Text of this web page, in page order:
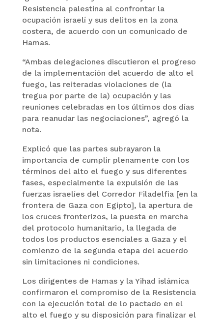
Resistencia palestina al confrontar la
ocupación israelí y sus delitos en la zona
costera, de acuerdo con un comunicado de
Hamas.
“Ambas delegaciones discutieron el progreso
de la implementación del acuerdo de alto el
fuego, las reiteradas violaciones de (la
tregua por parte de la) ocupación y las
reuniones celebradas en los últimos dos días
para reanudar las negociaciones”, agregó la
nota.
Explicó que las partes subrayaron la
importancia de cumplir plenamente con los
términos del alto el fuego y sus diferentes
fases, especialmente la expulsión de las
fuerzas israelíes del Corredor Filadelfia [en la
frontera de Gaza con Egipto], la apertura de
los cruces fronterizos, la puesta en marcha
del protocolo humanitario, la llegada de
todos los productos esenciales a Gaza y el
comienzo de la segunda etapa del acuerdo
sin limitaciones ni condiciones.
Los dirigentes de Hamas y la Yihad islámica
confirmaron el compromiso de la Resistencia
con la ejecución total de lo pactado en el
alto el fuego y su disposición para finalizar el